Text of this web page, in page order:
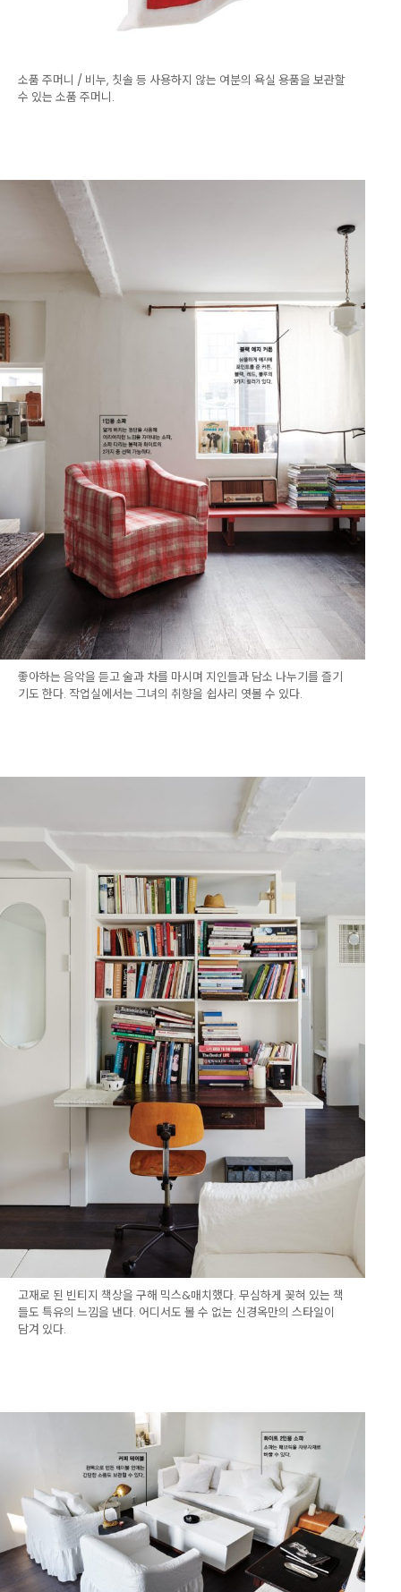
소품 주머니 / 비누, 칫솔 등 사용하지 않는 여분의 욕실 용품을 보관할
수 있는 소품 주머니.
좋아하는 음악을 듣고 술과 차를 마시며 지인들과 담소 나누기를 즐기
기도 한다. 작업실에서는 그녀의 취향을 쉽사리 엿볼 수 있다.
고재로 된 빈티지 책상을 구해 믹스&매치했다. 무심하게 꽂혀 있는 책
들도 특유의 느낌을 낸다. 어디서도 볼 수 없는 신경옥만의 스타일이
담겨 있다.